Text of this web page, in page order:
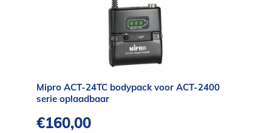
Mipro ACT-24TC bodypack voor ACT-2400
serie oplaadbaar
€160,00